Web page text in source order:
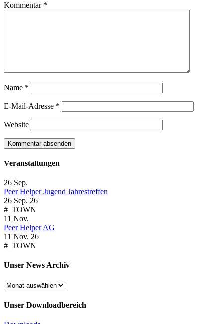
Kommentar *
Name *
E-Mail-Adresse *
Website
Veranstaltungen
26 Sep.
Peer Helper Jugend Jahrestreffen
26 Sep. 26
#_TOWN
11 Nov.
Peer Helper AG
11 Nov. 26
#_TOWN
Unser News Archiv
Unser
Archiv
Unser Downloadbereich